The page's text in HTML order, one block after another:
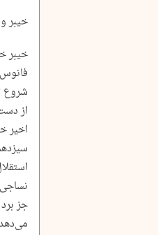
خیبر
خیبر
شروع
از
اخیر
جز